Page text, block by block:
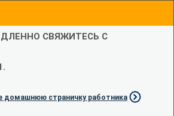
СВЯЖИТЕСЬ С
домашнюю страничку работника